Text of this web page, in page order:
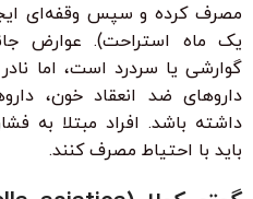
مصرف کرده و سپس وقفه‌ای
یک ماه استراحت). عوارض
گوارشی یا سردرد است، اما
داروهای ضد انعقاد خون،
داشته باشد. افراد مبتلا به
باید با احتیاط مصرف کنند.